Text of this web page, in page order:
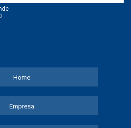
Home
Empresa